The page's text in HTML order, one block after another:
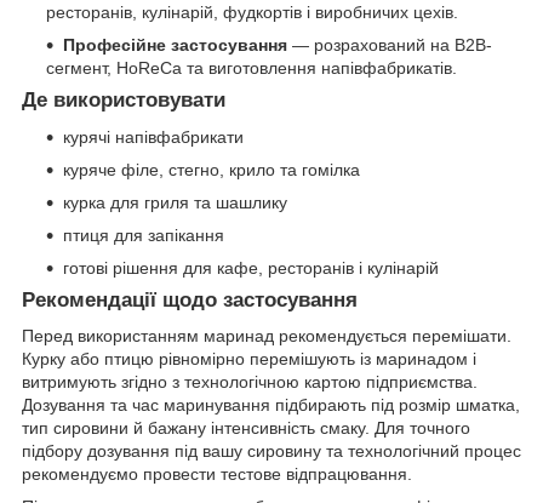
ресторанів, кулінарій, фудкортів і виробничих цехів.
Професійне застосування — розрахований на B2B-
сегмент, HoReCa та виготовлення напівфабрикатів.
Де використовувати
курячі напівфабрикати
куряче філе, стегно, крило та гомілка
курка для гриля та шашлику
птиця для запікання
готові рішення для кафе, ресторанів і кулінарій
Рекомендації щодо застосування
Перед використанням маринад рекомендується перемішати.
Курку або птицю рівномірно перемішують із маринадом і
витримують згідно з технологічною картою підприємства.
Дозування та час маринування підбирають під розмір шматка,
тип сировини й бажану інтенсивність смаку. Для точного
підбору дозування під вашу сировину та технологічний процес
рекомендуємо провести тестове відпрацювання.